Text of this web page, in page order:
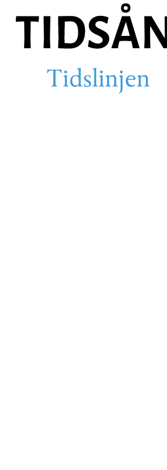
hovedinnhold
Main
Tidslinjen